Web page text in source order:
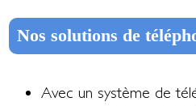
Nos solutions de
Avec un système de